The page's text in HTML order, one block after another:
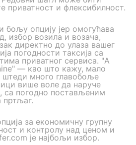
приватност и флексибилност.
бољу опцију јер омогућава
избор возила и возача,
директно до улаза вашег
погодности таксија са
приватног сервиса. "A
— као што кажу, мало
много главобоље
више воле да наруче
са погодно постављеним
за економичну групну
и контролу над ценом и
је најбољи избор.